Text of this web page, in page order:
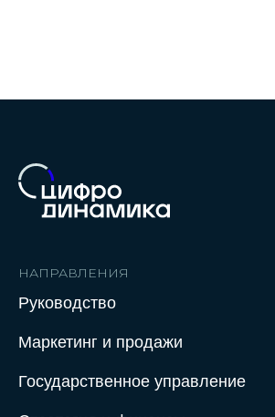
Руководство
НАПРАВЛЕНИЯ
Маркетинг и продажи
Государственное управление